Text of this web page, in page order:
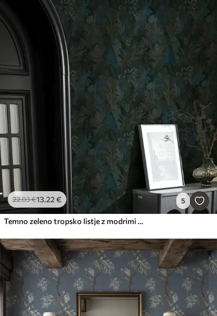
22.03€13.22 € 5
Temno zeleno tropsko listje z modrimi poudarki